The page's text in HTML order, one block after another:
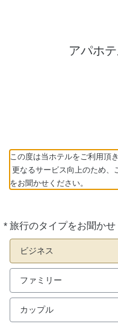
アパホ
この度は当ホテルをご利用頂
更なるサービス向上のため、
をお聞かせください。
* 旅行のタイプをお聞かせ
必
須
ビジネス
ファミリー
カップル